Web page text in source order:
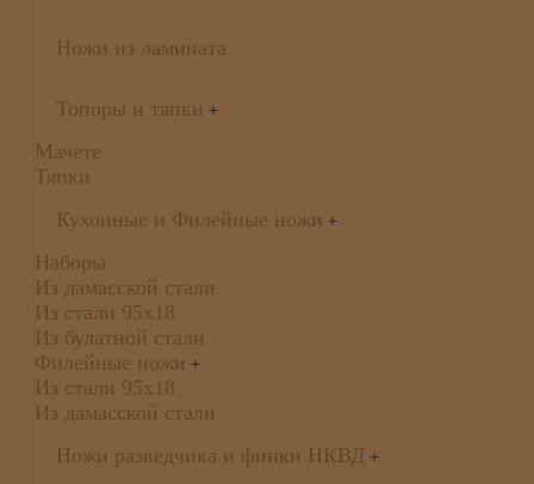
Ножи из ламината
Топоры и тяпки +
Мачете
Тяпки
Кухонные и Филейные ножи +
Наборы
Из дамасской стали
Из стали 95х18
Из булатной стали
Филейные ножи +
Из стали 95х18
Из дамасской стали
Ножи разведчика и финки НКВД +